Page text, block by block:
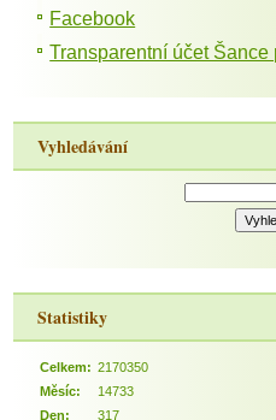
Facebook
Transparentní účet Šance
Vyhledávání
Statistiky
Celkem: 2170350
Měsíc:
14733
Den:
317